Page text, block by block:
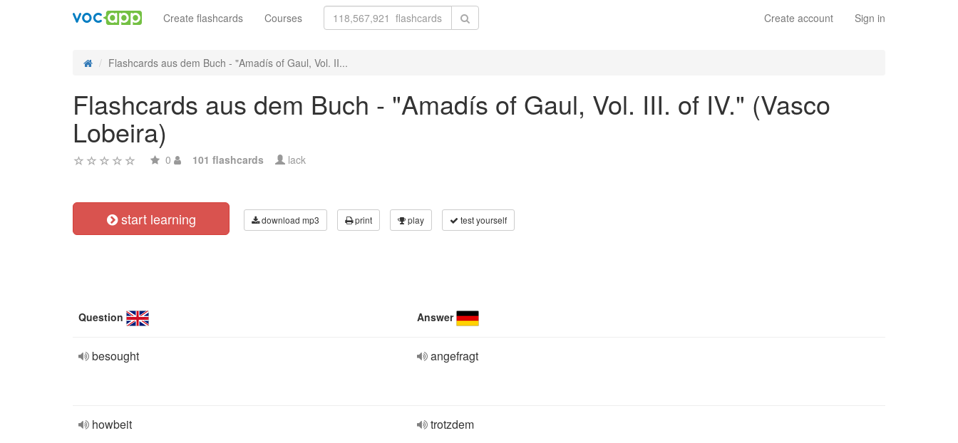
Create account Sign in
Create flashcards Courses
Flashcards aus dem Buch - "Amadís of Gaul, Vol. II...
Flashcards aus dem Buch - "Amadís of Gaul, Vol. III. of IV." (Vasco
Lobeira)
0 101 flashcards lack
start learning download mp3 print play test yourself
Question Answer
besought angefragt
howbeit trotzdem